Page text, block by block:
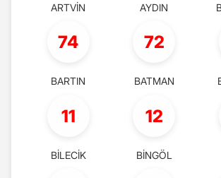
ARTVİN AYDIN
74
BARTIN
72
BATMAN
11
BİLECİK
12
BİNGÖL